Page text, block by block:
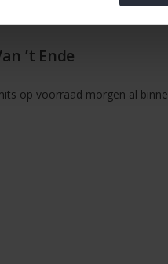
gas, elektrisch,
’t Ende
op voorraad morgen al